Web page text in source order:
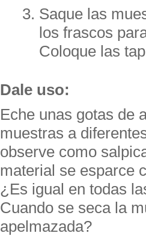
Saque las
los frascos
Coloque las
Dale uso:
Eche unas gotas de
muestras a
observe como
material se esparce
¿Es igual en todas
Cuando se seca la
apelmazada?